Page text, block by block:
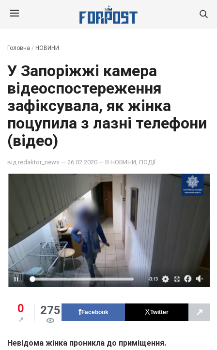
Головна / НОВИНИ
У Запоріжжі камера
відеоспостереження
зафіксувала, як жінка
поцупила з лазні телефони
(відео)
від redaktor_news — 26.02.2020 — В НОВИНИ ПОДІЇ
0 275 Facebook Twitter ↗
Невідома жінка проникла до приміщення.